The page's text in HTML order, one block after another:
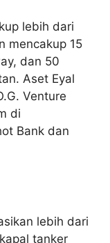
lebih dari
mencakup 15
dan 50
Aset Eyal
Venture
di
Bank dan
lebih dari
tanker